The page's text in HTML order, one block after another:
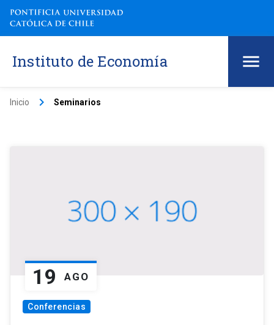
Instituto de Economía
Inicio keyboard_arrow_right Seminarios
19 AGO
Conferencias